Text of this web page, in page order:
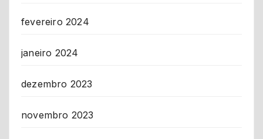
fevereiro 2024
janeiro 2024
dezembro 2023
novembro 2023